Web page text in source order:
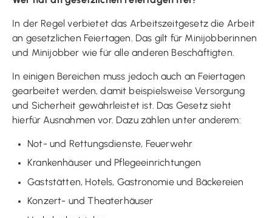
In der Regel verbietet das Arbeitszeitgesetz die Arbeit
an gesetzlichen Feiertagen. Das gilt für Minijobberinnen
und Minijobber wie für alle anderen Beschäftigten.
In einigen Bereichen muss jedoch auch an Feiertagen
gearbeitet werden, damit beispielsweise Versorgung
und Sicherheit gewährleistet ist. Das Gesetz sieht
hierfür Ausnahmen vor. Dazu zählen unter anderem:
Not- und Rettungsdienste, Feuerwehr
Krankenhäuser und Pflegeeinrichtungen
Gaststätten, Hotels, Gastronomie und Bäckereien
Konzert- und Theaterhäuser